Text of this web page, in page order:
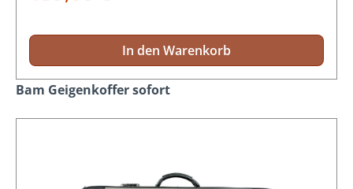
In den Warenkorb
Produktgalerie überspringen
Bam Geigenkoffer sofort